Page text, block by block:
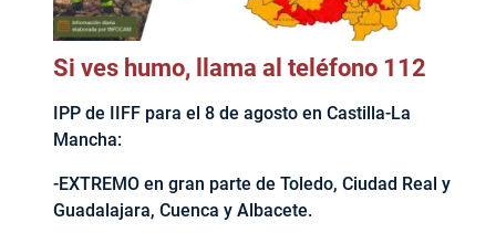
Si ves humo, llama al teléfono 112
IPP de IIFF para el 8 de agosto en Castilla-La
Mancha:
-EXTREMO en gran parte de Toledo, Ciudad Real y
Guadalajara, Cuenca y Albacete.